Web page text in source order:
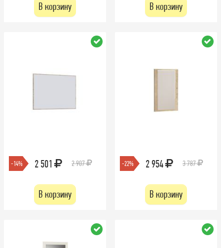
В корзину В корзину
-14% 2 501 2 907
В корзину
-22% 2 954 3 787
В корзину